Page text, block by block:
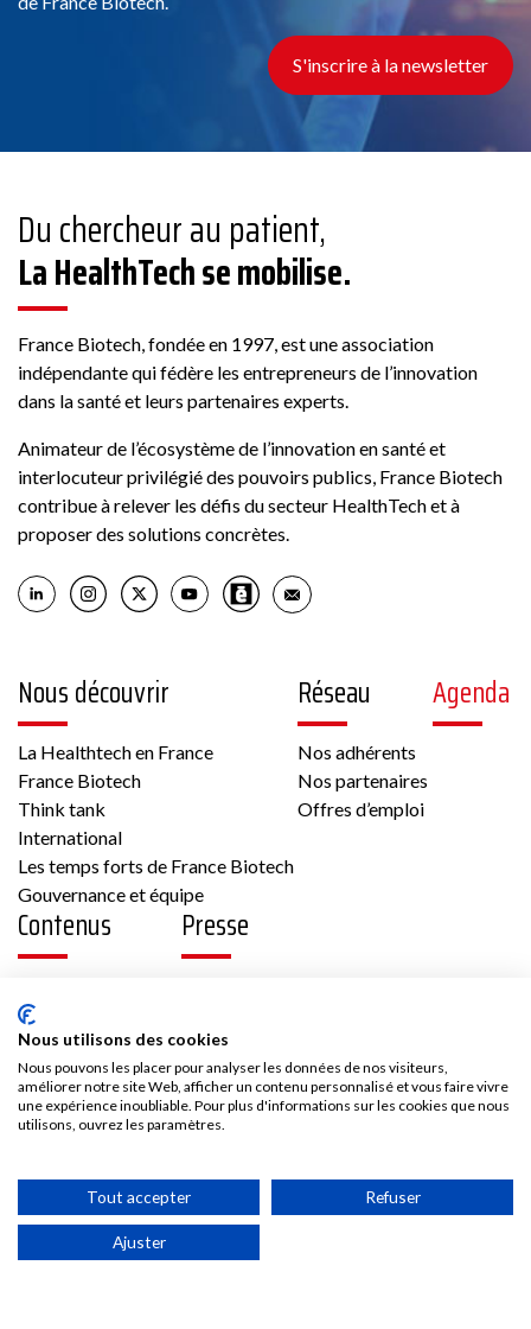
S'inscrire à la newsletter
Du chercheur au patient,
La HealthTech se mobilise.
France Biotech, fondée en 1997, est une association
indépendante qui fédère les entrepreneurs de l’innovation
dans la santé et leurs partenaires experts.
Animateur de l’écosystème de l’innovation en santé et
interlocuteur privilégié des pouvoirs publics, France Biotech
contribue à relever les défis du secteur HealthTech et à
proposer des solutions concrètes.
Nous découvrir
La Healthtech en France
France Biotech
Think tank
International
Les temps forts de France Biotech
Gouvernance et équipe
Réseau
Nos adhérents
Nos partenaires
Offres d’emploi
Agenda
Contenus
Publications
Presse
Kit médias
Nous rejoindre
Adhésion
Accès adhérent
Nous utilisons des cookies
Nous pouvons les placer pour analyser les données de nos visiteurs,
améliorer notre site Web, afficher un contenu personnalisé et vous faire vivre
une expérience inoubliable. Pour plus d'informations sur les cookies que nous
utilisons, ouvrez les paramètres.
Tout accepter Refuser
Ajuster